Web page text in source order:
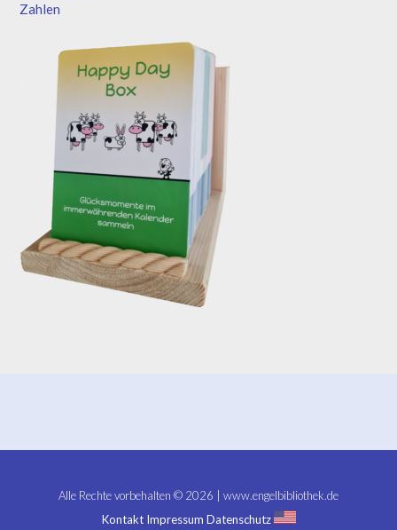
Zahlen
Alle Rechte vorbehalten © 2026 | www.engelbibliothek.de
Kontakt Impressum Datenschutz